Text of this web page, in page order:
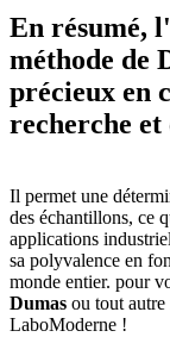
En résumé,
méthode de
précieux en
recherche
Il permet une
des échantillons, ce
applications
sa polyvalence en
monde entier. pour
Dumas ou tout autre
LaboModerne !